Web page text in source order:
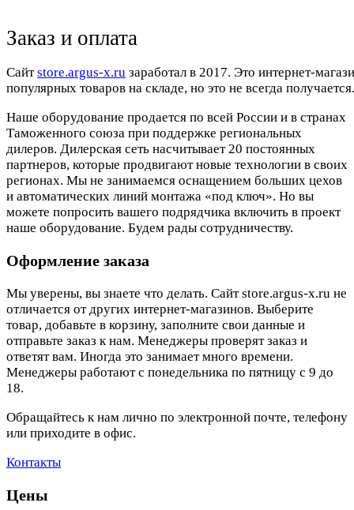
Заказ и оплата
Cайтstore.argus-x.ru заработал в 2017. Это интернет-
популярных товаров на складе, но это не всегда
Наше оборудование продается по всей России и в странах
Таможенного союза при поддержке региональных
дилеров. Дилерская сеть насчитывает 20 постоянных
партнеров, которые продвигают новые технологии в своих
регионах. Мы не занимаемся оснащением больших цехов
и автоматических линий монтажа «под ключ». Но вы
можете попросить вашего подрядчика включить в проект
наше оборудование. Будем рады сотрудничеству.
Оформление заказа
Мы уверены, вы знаете что делать. Сайт store.argus-x.ru не
отличается от других интернет-магазинов. Выберите
товар, добавьте в корзину, заполните свои данные и
отправьте заказ к нам. Менеджеры проверят заказ и
ответят вам. Иногда это занимает много времени.
Менеджеры работают с понедельника по пятницу с 9 до
18.
Обращайтесь к нам лично по электронной почте, телефону
или приходите в офис.
Контакты
Цены